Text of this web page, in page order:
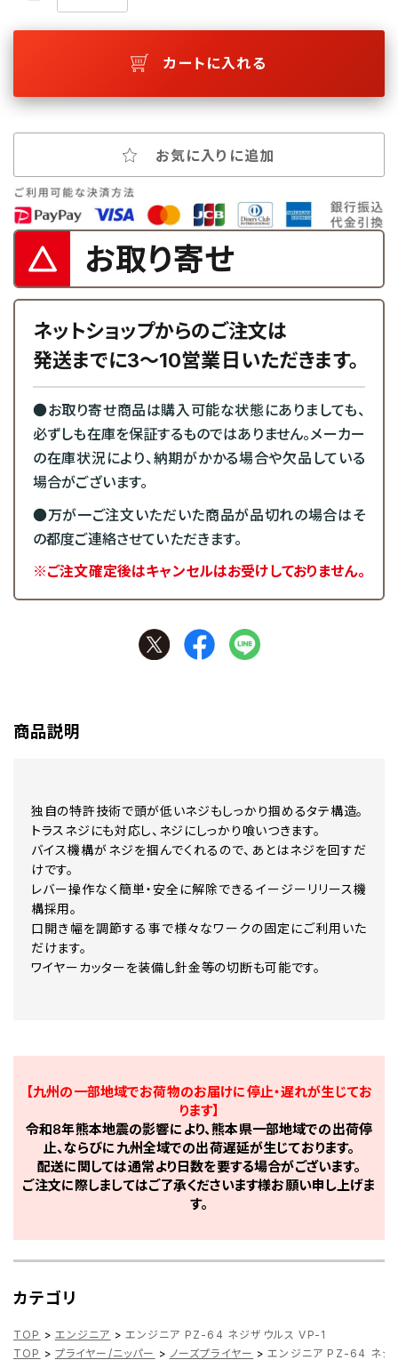
カートに入れる
お気に入りに追加
お取り寄せ
ネットショップからのご注文は
発送までに3～10営業日いただきます。
●お取り寄せ商品は購入可能な状態にありましても、
必ずしも在庫を保証するものではありません。メーカー
の在庫状況により、納期がかかる場合や欠品している
場合がございます。
●万が一ご注文いただいた商品が品切れの場合はそ
の都度ご連絡させていただきます。
※ご注文確定後はキャンセルはお受けしておりません。
商品説明
独自の特許技術で頭が低いネジもしっかり掴めるタテ構造。
トラスネジにも対応し、ネジにしっかり喰いつきます。
バイス機構がネジを掴んでくれるので、あとはネジを回すだ
けです。
レバー操作なく簡単・安全に解除できるイージーリリース機
構採用。
口開き幅を調節する事で様々なワークの固定にご利用いた
だけます。
ワイヤーカッターを装備し針金等の切断も可能です。
【九州の一部地域でお荷物のお届けに停止・遅れが生じてお
ります】
令和8年熊本地震の影響により、熊本県一部地域での出荷停
止、ならびに九州全域での出荷遅延が生じております。
配送に関しては通常より日数を要する場合がございます。
ご注文に際しましてはご了承くださいます様お願い申し上げま
す。
カテゴリ
TOP > エンジニア > エンジニア PZ-64 ネジザウルス VP-1
TOP > プライヤー/ニッパー > ノーズプライヤー > エンジニア PZ-64 ネジ